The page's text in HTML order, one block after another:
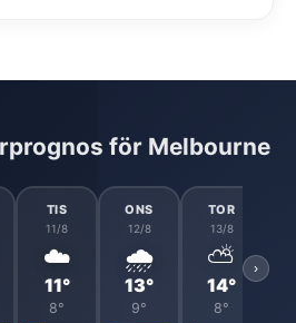
för Melbourne
TIS
11/8
☁️
11°
8°
ONS
12/8
🌧️
13°
9°
TOR
13/8
⛅
14°
8°
›